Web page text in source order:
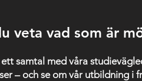
veta vad som är
ett samtal med våra
– och se om vår utbildning i